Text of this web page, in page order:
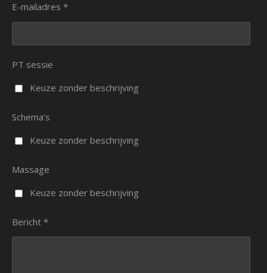
E-mailadres *
PT sessie
Keuze zonder beschrijving
Schema’s
Keuze zonder beschrijving
Massage
Keuze zonder beschrijving
Bericht *